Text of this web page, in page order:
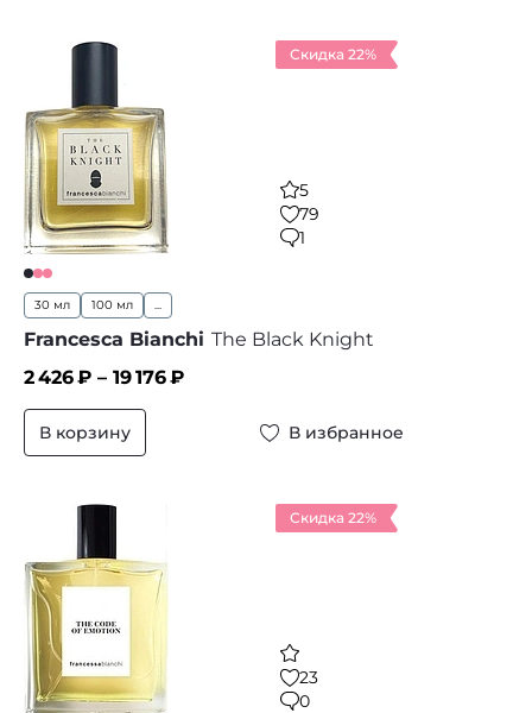
Скидка 22%
5
79
1
30 мл 100 мл ...
Francesca Bianchi The Black Knight
2 426₽ – 19 176₽
В корзину В избранное
Скидка 22%
23
0